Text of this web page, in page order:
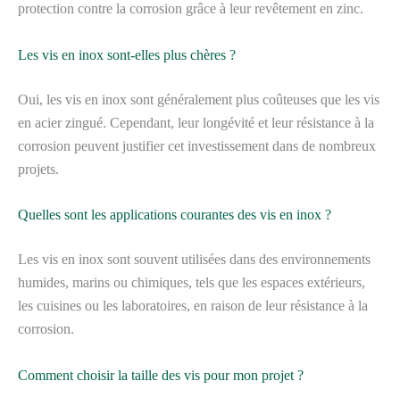
protection contre la corrosion grâce à leur revêtement en zinc.
Les vis en inox sont-elles plus chères ?
Oui, les vis en inox sont généralement plus coûteuses que les vis
en acier zingué. Cependant, leur longévité et leur résistance à la
corrosion peuvent justifier cet investissement dans de nombreux
projets.
Quelles sont les applications courantes des vis en inox ?
Les vis en inox sont souvent utilisées dans des environnements
humides, marins ou chimiques, tels que les espaces extérieurs,
les cuisines ou les laboratoires, en raison de leur résistance à la
corrosion.
Comment choisir la taille des vis pour mon projet ?